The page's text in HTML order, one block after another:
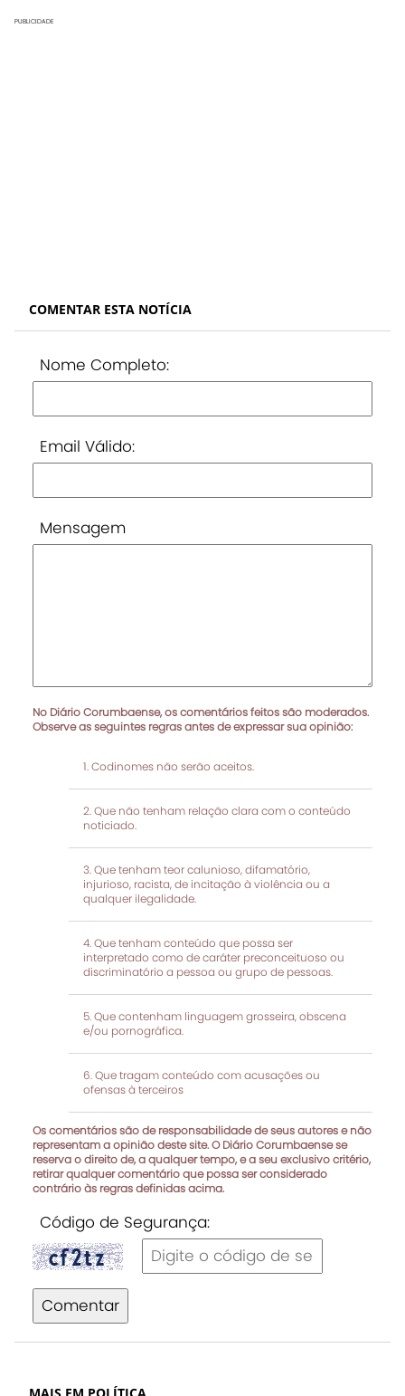
PUBLICIDADE
COMENTAR ESTA NOTÍCIA
Nome Completo:
Email Válido:
Mensagem
No Diário Corumbaense, os comentários feitos são moderados.
Observe as seguintes regras antes de expressar sua opinião:
Codinomes não serão aceitos.
Que não tenham relação clara com o conteúdo
noticiado.
Que tenham teor calunioso, difamatório,
injurioso, racista, de incitação à violência ou a
qualquer ilegalidade.
Que tenham conteúdo que possa ser
interpretado como de caráter preconceituoso ou
discriminatório a pessoa ou grupo de pessoas.
Que contenham linguagem grosseira, obscena
e/ou pornográfica.
Que tragam conteúdo com acusações ou
ofensas à terceiros
Os comentários são de responsabilidade de seus autores e não
representam a opinião deste site. O Diário Corumbaense se
reserva o direito de, a qualquer tempo, e a seu exclusivo critério,
retirar qualquer comentário que possa ser considerado
contrário às regras definidas acima.
Código de Segurança:
Comentar